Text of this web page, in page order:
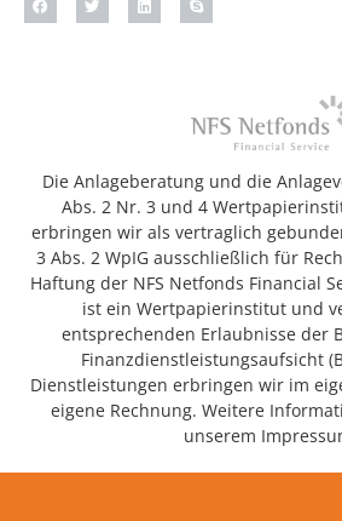
Die Anlageberatung und die
Abs. 2 Nr. 3 und 4
erbringen wir als vertraglich
3 Abs. 2 WpIG ausschließlich für
Haftung der NFS Netfonds Financial
ist ein Wertpapierinstitut und
entsprechenden Erlaubnisse der
Finanzdienstleistungsaufsicht
Dienstleistungen erbringen wir im
eigene Rechnung. Weitere
unserem